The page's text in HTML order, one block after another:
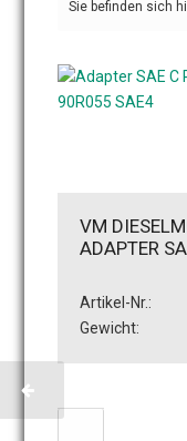
Sie befinden sich
VM
ADAPTER
Artikel-Nr.:
Gewicht: